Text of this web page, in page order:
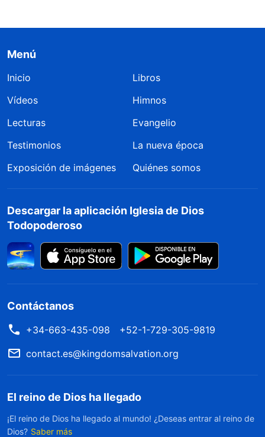
Menú
Inicio
Libros
Vídeos
Himnos
Lecturas
Evangelio
Testimonios
La nueva época
Exposición de imágenes
Quiénes somos
Descargar la aplicación Iglesia de Dios
Todopoderoso
Contáctanos
+34-663-435-098
+52-1-729-305-9819
contact.es@kingdomsalvation.org
El reino de Dios ha llegado
¡El reino de Dios ha llegado al mundo! ¿Deseas entrar al reino de
Dios? Saber más